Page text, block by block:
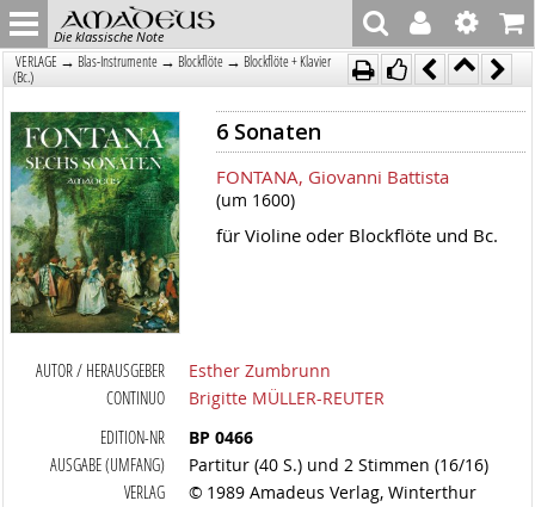
Die klassische Note
VERLAGE → Blas-Instrumente → Blockflöte → Blockflöte + Klavier
(Bc.)
6 Sonaten
FONTANA, Giovanni Battista
(um 1600)
für Violine oder Blockflöte und Bc.
AUTOR / HERAUSGEBER
Esther Zumbrunn
CONTINUO
Brigitte MÜLLER-REUTER
EDITION-NR
BP 0466
AUSGABE (UMFANG)
Partitur (40 S.) und 2 Stimmen (16/16)
VERLAG
© 1989 Amadeus Verlag, Winterthur